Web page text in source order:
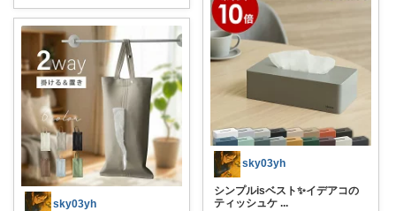
sky03yh
sky03yh
シンプルisベスト✨イデアコの
ティッシュケ ...